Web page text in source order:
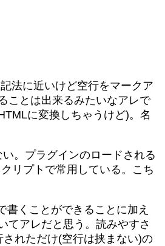
法に近いけど空行をマークア
ことは出来るみたいなアレで
に変換しちゃうけど)。名
。プラグインのロードされる
リプトで常用している。こち
くことができることに加え
てアレだと思う。読みやすさ
れただけ(空行は挟まない)の